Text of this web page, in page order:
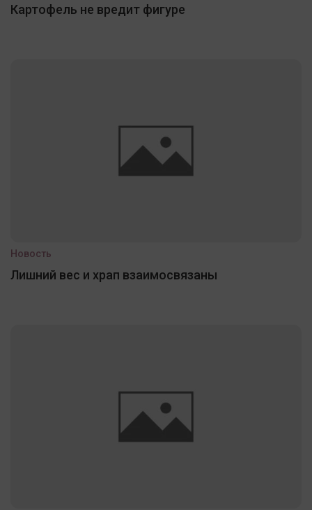
Картофель не вредит фигуре
Новость
Лишний вес и храп взаимосвязаны